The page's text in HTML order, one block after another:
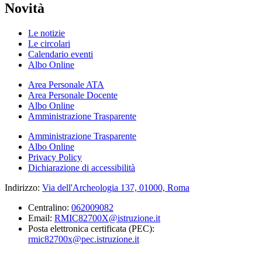
Novità
Le notizie
Le circolari
Calendario eventi
Albo Online
Area Personale ATA
Area Personale Docente
Albo Online
Amministrazione Trasparente
Amministrazione Trasparente
Albo Online
Privacy Policy
Dichiarazione di accessibilità
Indirizzo: Via dell'Archeologia 137, 01000, Roma
Centralino: 062009082
Email: RMIC82700X@istruzione.it
Posta elettronica certificata (PEC):
rmic82700x@pec.istruzione.it